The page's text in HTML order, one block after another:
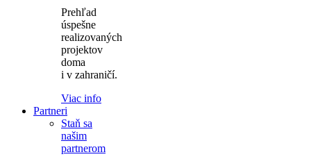
Prehľad
úspešne
realizovaných
projektov
doma
i v zahraničí.
Viac info
Partneri
Staň sa
našim
partnerom